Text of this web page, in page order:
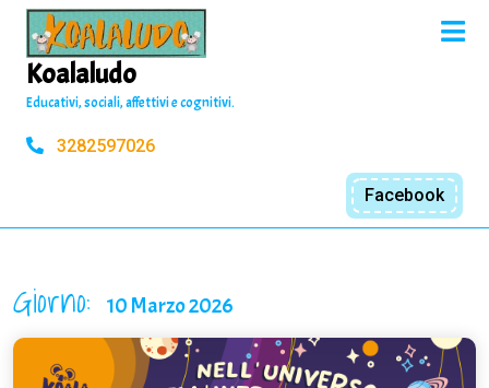
Skip
contentKoalaludo
Educativi, sociali, affettivi e cognitivi.
3282597026
Facebook
Giorno: 10 Marzo 2026